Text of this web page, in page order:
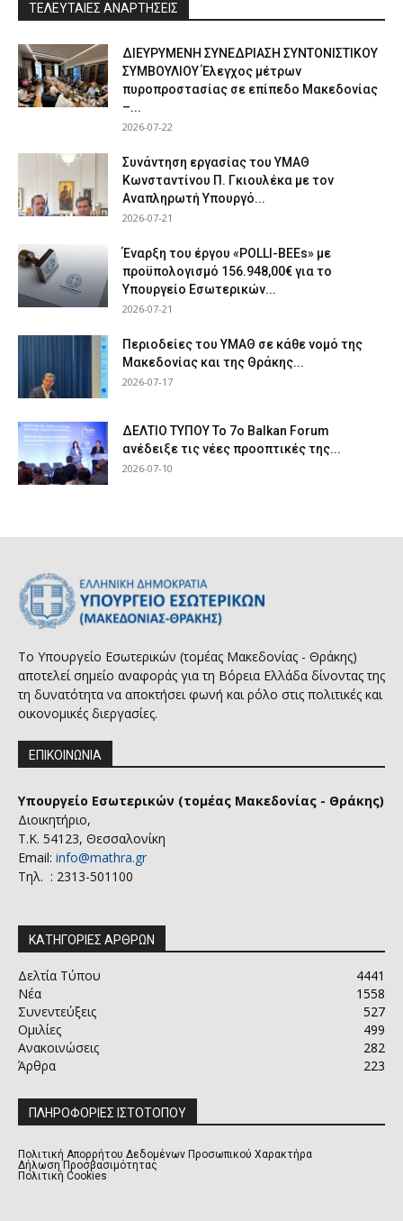
ΤΕΛΕΥΤΑΙΕΣ ΑΝΑΡΤΗΣΕΙΣ
ΔΙΕΥΡΥΜΕΝΗ ΣΥΝΕΔΡΙΑΣΗ ΣΥΝΤΟΝΙΣΤΙΚΟΥ
ΣΥΜΒΟΥΛΙΟΥ Έλεγχος μέτρων
πυροπροστασίας σε επίπεδο Μακεδονίας
–...
2026-07-22
Συνάντηση εργασίας του ΥΜΑΘ
Κωνσταντίνου Π. Γκιουλέκα με τον
Αναπληρωτή Υπουργό...
2026-07-21
Έναρξη του έργου «POLLI-BEEs» με
προϋπολογισμό 156.948,00€ για το
Υπουργείο Εσωτερικών...
2026-07-21
Περιοδείες του ΥΜΑΘ σε κάθε νομό της
Μακεδονίας και της Θράκης...
2026-07-17
ΔΕΛΤΙΟ ΤΥΠΟΥ Το 7ο Balkan Forum
ανέδειξε τις νέες προοπτικές της...
2026-07-10
Το Υπουργείο Εσωτερικών (τομέας Μακεδονίας - Θράκης)
αποτελεί σημείο αναφοράς για τη Βόρεια Ελλάδα δίνοντας της
τη δυνατότητα να αποκτήσει φωνή και ρόλο στις πολιτικές και
οικονομικές διεργασίες.
ΕΠΙΚΟΙΝΩΝΙΑ
Υπουργείο Εσωτερικών (τομέας Μακεδονίας - Θράκης)
Διοικητήριο,
Τ.Κ. 54123, Θεσσαλονίκη
Email: info@mathra.gr
Τηλ. : 2313-501100
ΚΑΤΗΓΟΡΙΕΣ ΑΡΘΡΩΝ
Δελτία Τύπου
4441
Νέα
1558
Συνεντεύξεις
527
Ομιλίες
499
Ανακοινώσεις
282
Άρθρα
223
ΠΛΗΡΟΦΟΡΙΕΣ ΙΣΤΟΤΟΠΟΥ
Πολιτική Απορρήτου Δεδομένων Προσωπικού Χαρακτήρα
Δήλωση Προσβασιμότητας
Πολιτική Cookies